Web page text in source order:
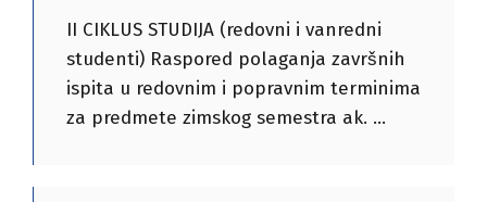
II CIKLUS STUDIJA (redovni i vanredni
studenti) Raspored polaganja završnih
ispita u redovnim i popravnim terminima
za predmete zimskog semestra ak.